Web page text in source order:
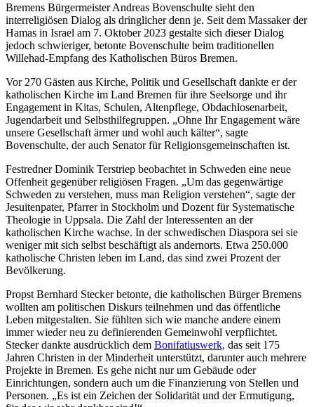
Bremens Bürgermeister Andreas Bovenschulte sieht den
interreligiösen Dialog als dringlicher denn je. Seit dem Massaker der
Hamas in Israel am 7. Oktober 2023 gestalte sich dieser Dialog
jedoch schwieriger, betonte Bovenschulte beim traditionellen
Willehad-Empfang des Katholischen Büros Bremen.
Vor 270 Gästen aus Kirche, Politik und Gesellschaft dankte er der
katholischen Kirche im Land Bremen für ihre Seelsorge und ihr
Engagement in Kitas, Schulen, Altenpflege, Obdachlosenarbeit,
Jugendarbeit und Selbsthilfegruppen. „Ohne Ihr Engagement wäre
unsere Gesellschaft ärmer und wohl auch kälter“, sagte
Bovenschulte, der auch Senator für Religionsgemeinschaften ist.
Festredner Dominik Terstriep beobachtet in Schweden eine neue
Offenheit gegenüber religiösen Fragen. „Um das gegenwärtige
Schweden zu verstehen, muss man Religion verstehen“, sagte der
Jesuitenpater, Pfarrer in Stockholm und Dozent für Systematische
Theologie in Uppsala. Die Zahl der Interessenten an der
katholischen Kirche wachse. In der schwedischen Diaspora sei sie
weniger mit sich selbst beschäftigt als andernorts. Etwa 250.000
katholische Christen leben im Land, das sind zwei Prozent der
Bevölkerung.
Propst Bernhard Stecker betonte, die katholischen Bürger Bremens
wollten am politischen Diskurs teilnehmen und das öffentliche
Leben mitgestalten. Sie fühlten sich wie manche andere einem
immer wieder neu zu definierenden Gemeinwohl verpflichtet.
Stecker dankte ausdrücklich dem Bonifatiuswerk, das seit 175
Jahren Christen in der Minderheit unterstützt, darunter auch mehrere
Projekte in Bremen. Es gehe nicht nur um Gebäude oder
Einrichtungen, sondern auch um die Finanzierung von Stellen und
Personen. „Es ist ein Zeichen der Solidarität und der Ermutigung,